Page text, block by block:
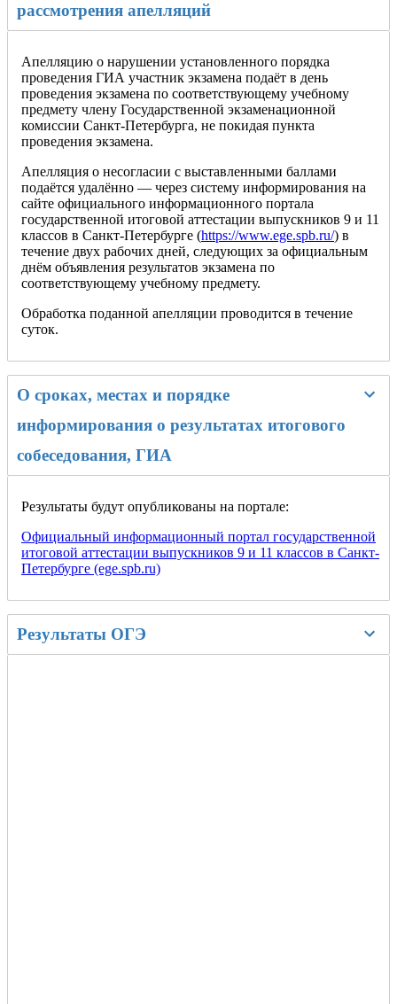
рассмотрения апелляций
Апелляцию о нарушении установленного порядка
проведения ГИА участник экзамена подаёт в день
проведения экзамена по соответствующему учебному
предмету члену Государственной экзаменационной
комиссии Санкт‑Петербурга, не покидая пункта
проведения экзамена.
Апелляция о несогласии с выставленными баллами
подаётся удалённо — через систему информирования на
сайте официального информационного портала
государственной итоговой аттестации выпускников 9 и 11
классов в Санкт‑Петербурге (https://www.ege.spb.ru/) в
течение двух рабочих дней, следующих за официальным
днём объявления результатов экзамена по
соответствующему учебному предмету.
Обработка поданной апелляции проводится в течение
суток.
О сроках, местах и порядке
информирования о результатах итогового
собеседования, ГИА
Результаты будут опубликованы на портале:
Официальный информационный портал государственной
итоговой аттестации выпускников 9 и 11 классов в Санкт-
Петербурге (ege.spb.ru)
Результаты ОГЭ